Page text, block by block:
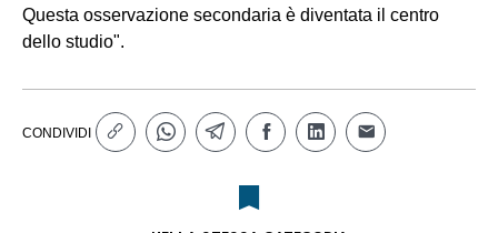
Questa osservazione secondaria è diventata il centro
dello studio".
CONDIVIDI